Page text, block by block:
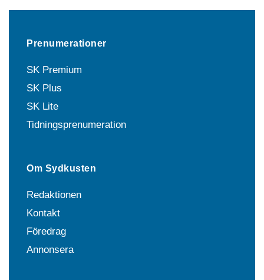
Prenumerationer
SK Premium
SK Plus
SK Lite
Tidningsprenumeration
Om Sydkusten
Redaktionen
Kontakt
Föredrag
Annonsera